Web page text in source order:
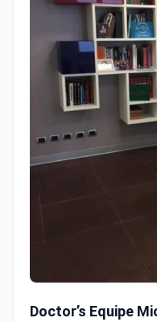
Doctor’s Equipe